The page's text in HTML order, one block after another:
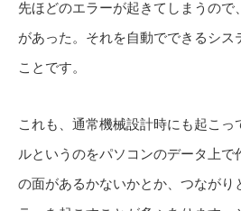
先ほどのエラーが起きてしまうので
があった。それを自動でできるシス
ことです。
これも、通常機械設計時にも起こ
ルというのをパソコンのデータ上で
の面があるかないかとか、つながり